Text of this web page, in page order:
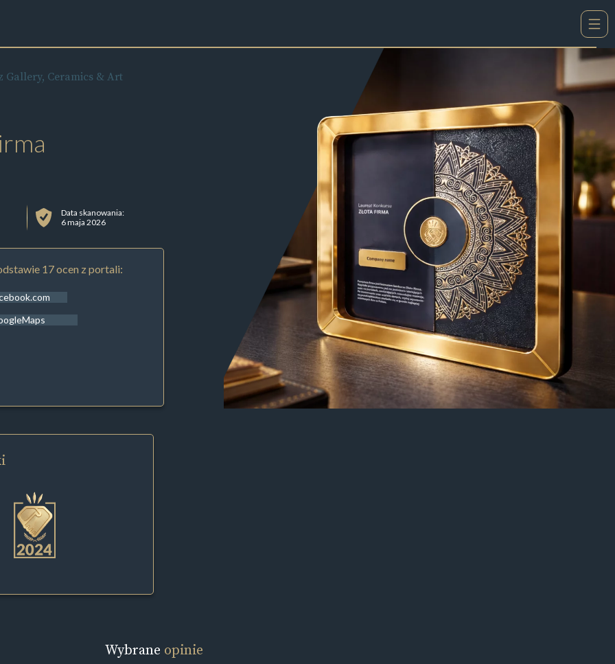
Gallery, Ceramics & Art
Data skanowania:
6 maja 2026
17 ocen z portali:
Wybrane opinie